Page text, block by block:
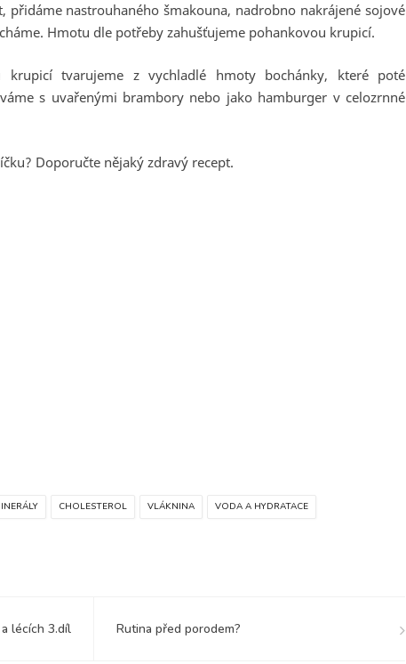
přidáme nastrouhaného šmakouna, nadrobno nakrájené sojové
Hmotu dle potřeby zahušťujeme pohankovou krupicí.
krupicí tvarujeme z vychladlé hmoty bochánky, které poté
s uvařenými brambory nebo jako hamburger v celozrnné
Doporučte nějaký zdravý recept.
CHOLESTEROL VLÁKNINA VODA A HYDRATACE
lécích 3.díl Rutina před porodem?